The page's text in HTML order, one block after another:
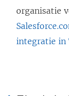
organisatie
integratie in